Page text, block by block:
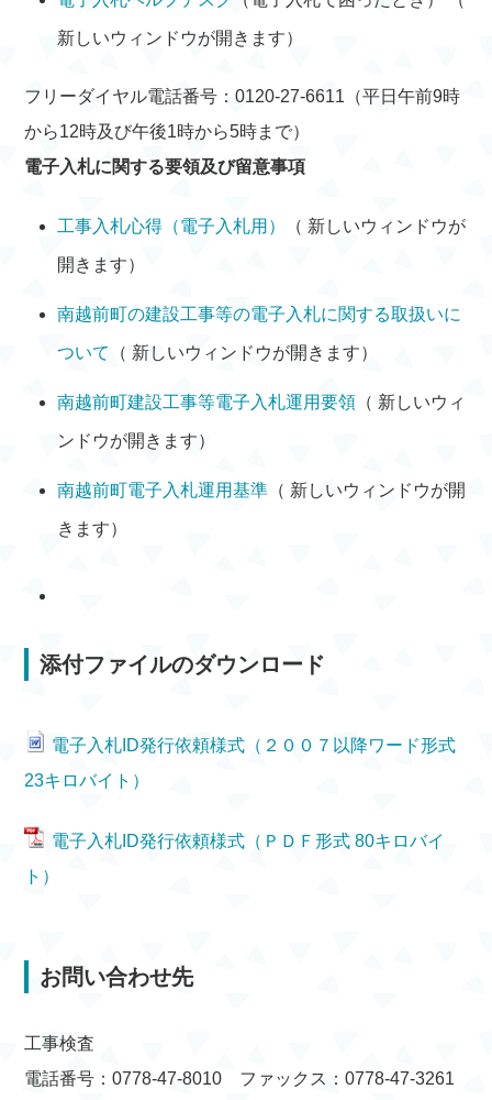
新しいウィンドウが開きます）
フリーダイヤル電話番号：0120-27-6611（平日午前9時
から12時及び午後1時から5時まで）
電子入札に関する要領及び留意事項
工事入札心得（電子入札用） （ 新しいウィンドウが
開きます）
南越前町の建設工事等の電子入札に関する取扱いに
ついて （ 新しいウィンドウが開きます）
南越前町建設工事等電子入札運用要領 （ 新しいウィ
ンドウが開きます）
南越前町電子入札運用基準 （ 新しいウィンドウが開
きます）
添付ファイルのダウンロード
電子入札ID発行依頼様式（２００７以降ワード形式
23キロバイト）
電子入札ID発行依頼様式（ＰＤＦ形式 80キロバイ
ト）
お問い合わせ先
工事検査
電話番号：0778-47-8010 ファックス：0778-47-3261